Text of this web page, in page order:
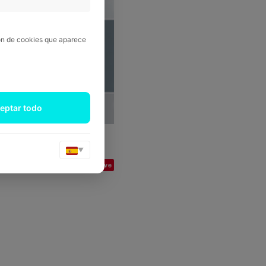
Save
de cookies que aparece
todo
▼